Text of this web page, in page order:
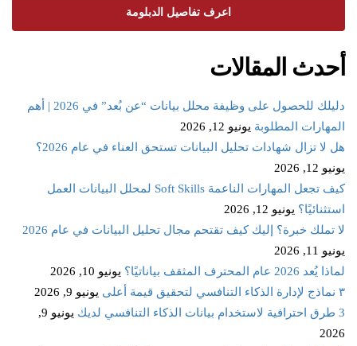
اعرف تفاصيل الدبلومة
أحدث المقالات
دليلك للحصول على وظيفة محلل بيانات “عن بُعد” في 2026 | أهم
المهارات المطلوبة يونيو 12, 2026
هل لا تزال شهادات تحليل البيانات تستحق العناء في عام 2026؟
يونيو 12, 2026
كيف تجعل المهارات الناعمة Soft Skills لمحلل البيانات العمل
استثنائيًا؟ يونيو 12, 2026
لا تملك خبرة؟ إليك كيف تقتحم مجال تحليل البيانات في عام 2026
يونيو 11, 2026
لماذا يُعد 2026 عام المحترف المثقف بياناتيًا؟
يونيو 10, 2026
٣ نماذج لإدارة الذكاء التنافسي لتحقيق قيمة أعلى
يونيو 9, 2026
3 طرق احترافية لاستخدام بيانات الذكاء التنافسي لديك
يونيو 9,
2026